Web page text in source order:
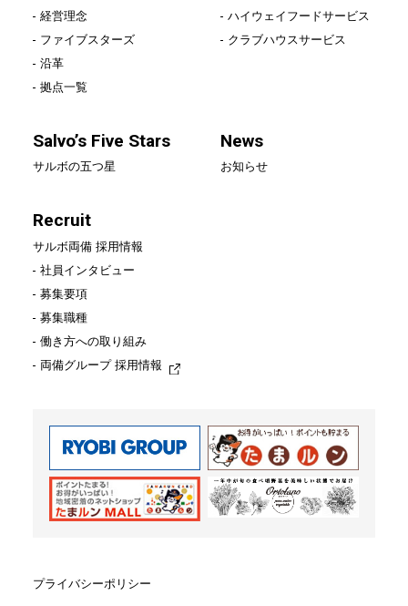
経営理念
ファイブスターズ
沿革
拠点一覧
ハイウェイフードサービス
クラブハウスサービス
Salvo’s Five Stars
サルボの五つ星
News
お知らせ
Recruit
サルボ両備 採用情報
社員インタビュー
募集要項
募集職種
働き方への取り組み
両備グループ 採用情報
プライバシーポリシー